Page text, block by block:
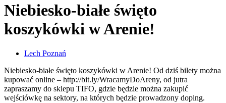
Niebiesko-białe święto
koszykówki w Arenie!
Lech Poznań
Niebiesko-białe święto koszykówki w Arenie! Od dziś bilety można
kupować online – http://bit.ly/WracamyDoAreny, od jutra
zapraszamy do sklepu TIFO, gdzie będzie można zakupić
wejściówkę na sektory, na których będzie prowadzony doping.